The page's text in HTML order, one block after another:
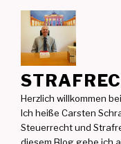
springen
Herzlich willkommen
Ich heiße Carsten
Steuerrecht und